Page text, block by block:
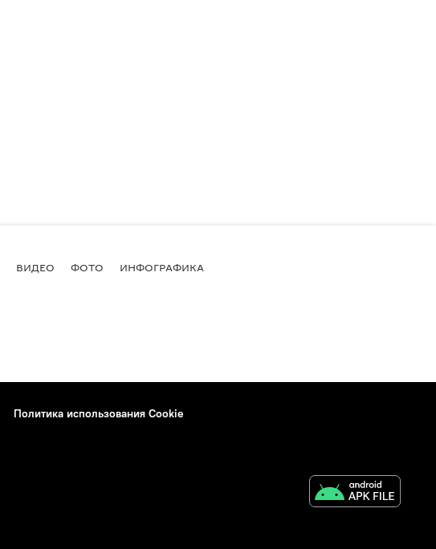
ВИДЕО ФОТО ИНФОГРАФИКА
Политика использования Cookie